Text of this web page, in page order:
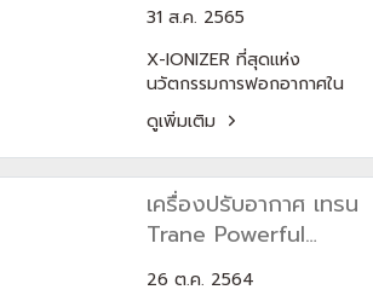
จาก CARRIER(copy)
31 ส.ค. 2565
X-IONIZER ที่สุดแห่ง
นวัตกรรมการฟอกอากาศใน
แอร์บ้านจาก CARRIER
ดูเพิ่มเติม
เครื่องปรับอากาศ เทรน
Trane Powerful
26 ต.ค. 2564